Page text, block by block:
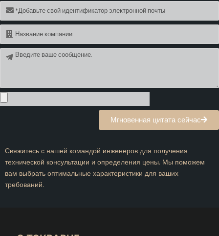
Электронная
почта
Имя
Сообщение
Мгновенная цитата сейчас
Свяжитесь с нашей командой инженеров для получения
технической консультации и определения цены. Мы поможем
вам выбрать оптимальные характеристики для ваших
требований.